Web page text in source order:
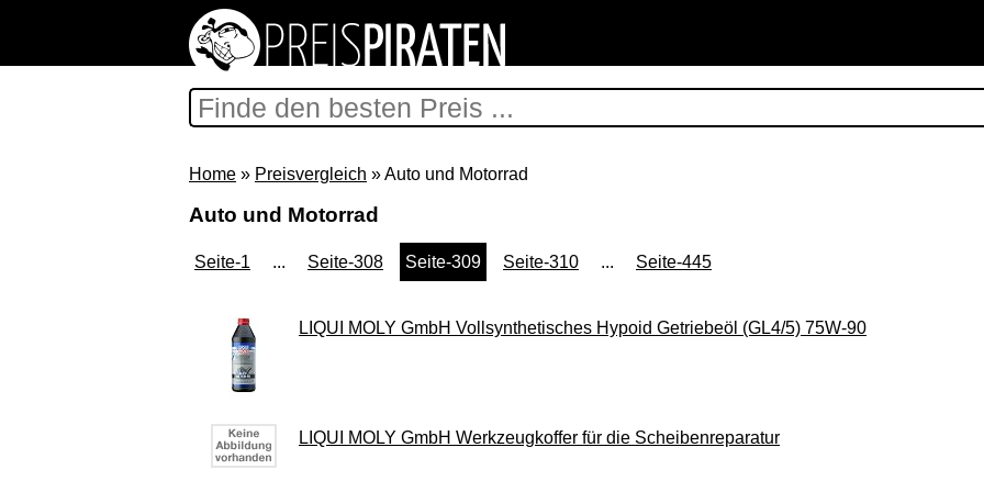
Home » Preisvergleich » Auto und Motorrad
Auto und Motorrad
Seite-1 ... Seite-308 Seite-309 Seite-310 ... Seite-445
LIQUI MOLY GmbH Vollsynthetisches Hypoid Getriebeöl (GL4/5) 75W-90
LIQUI MOLY GmbH Werkzeugkoffer für die Scheibenreparatur